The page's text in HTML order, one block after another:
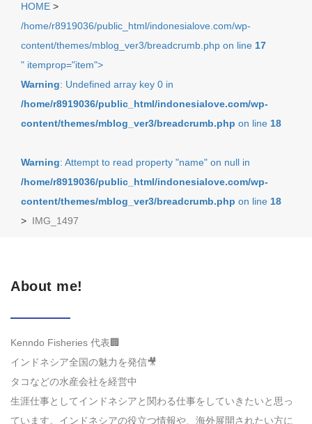
HOME >
/home/r8919036/public_html/indonesialove.com/wp-
content/themes/mblog_ver3/breadcrumb.php on line 17
" itemprop="item">
Warning: Undefined array key 0 in
/home/r8919036/public_html/indonesialove.com/wp-
content/themes/mblog_ver3/breadcrumb.php on line 18
Warning: Attempt to read property "name" on null in
/home/r8919036/public_html/indonesialove.com/wp-
content/themes/mblog_ver3/breadcrumb.php on line 18
> IMG_1497
About me!
Kenndo Fisheries 代表🏢
インドネシア全国の魅力を発信🎥
タコなどの水産会社を経営中
生涯仕事としてインドネシアと関わる仕事をしていきたいと思っ
ています。インドネシアの役立つ情報や、海外展開されたい方に